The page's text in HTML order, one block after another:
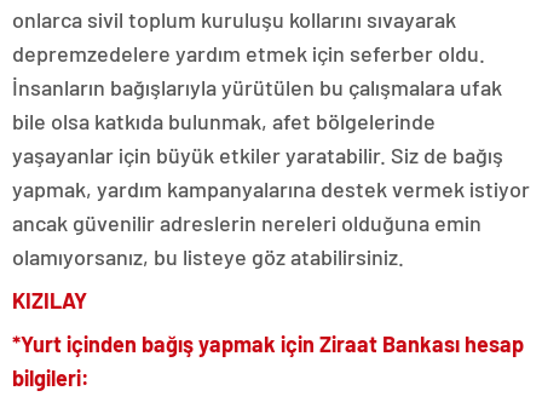
onlarca sivil toplum kuruluşu kollarını sıvayarak
depremzedelere yardım etmek için seferber oldu.
İnsanların bağışlarıyla yürütülen bu çalışmalara ufak
bile olsa katkıda bulunmak, afet bölgelerinde
yaşayanlar için büyük etkiler yaratabilir. Siz de bağış
yapmak, yardım kampanyalarına destek vermek istiyor
ancak güvenilir adreslerin nereleri olduğuna emin
olamıyorsanız, bu listeye göz atabilirsiniz.
KIZILAY
*Yurt içinden bağış yapmak için Ziraat Bankası hesap
bilgileri: